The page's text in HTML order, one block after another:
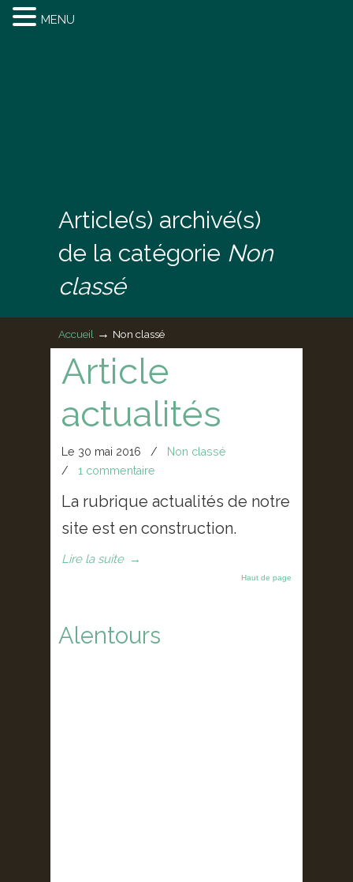
Article(s) archivé(s)
de la catégorie Non
classé
Accueil → Non classé
Article
actualités
Le 30 mai 2016 /
Non classé
/ 1 commentaire
La rubrique actualités de notre
site est en construction.
Lire la suite →
Haut de page
Alentours
MENU